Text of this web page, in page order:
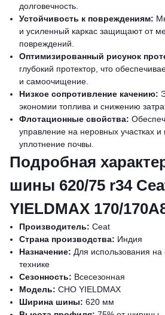
долговечность.
Устойчивость к повреждениям:
и усиленный каркас защищают от
повреждений.
Оптимизированный рисунок
глубокий протектор, что
и самоочищение.
Низкое сопротивление качению:
экономии топлива и снижению
Флотационные свойства:
управление на неровных участках
уплотнение почвы.
Подробная
шины 620/75 r34
YIELDMAX 170/
Производитель: Ceat
Страна производства: Индия
Назначение: Для использования на
технике
Сезонность: Всесезонная
Модель: CHO YIELDMAX
Ширина шины: 620 мм